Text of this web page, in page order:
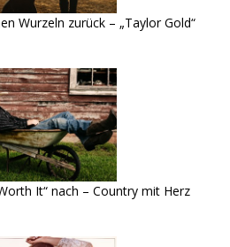
Wurzeln zurück – „Taylor Gold“
It“ nach – Country mit Herz